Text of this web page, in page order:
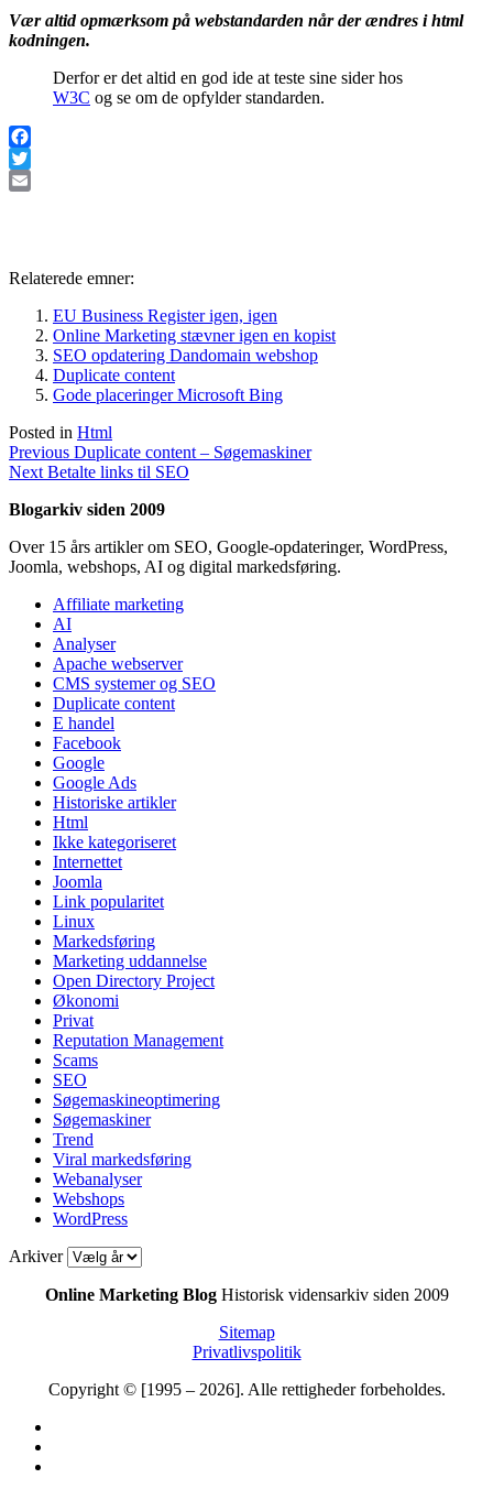
Vær altid opmærksom på webstandarden når der ændres i html
kodningen.
Derfor er det altid en god ide at teste sine sider hos
W3C og se om de opfylder standarden.
Facebook
Twitter
Relaterede emner:
EU Business Register igen, igen
Online Marketing stævner igen en kopist
SEO opdatering Dandomain webshop
Duplicate content
Gode placeringer Microsoft Bing
Posted in Html
Indlægsnavigation
Previous Previous
post:
Duplicate content – Søgemaskiner
Next Next
Betalte links til SEO
Blogarkiv siden 2009
Over 15 års artikler om SEO, Google-opdateringer, WordPress,
Joomla, webshops, AI og digital markedsføring.
Affiliate marketing
AI
Analyser
Apache webserver
CMS systemer og SEO
Duplicate content
E handel
Facebook
Google
Google Ads
Historiske artikler
Html
Ikke kategoriseret
Internettet
Joomla
Link popularitet
Linux
Markedsføring
Marketing uddannelse
Open Directory Project
Økonomi
Privat
Reputation Management
Scams
SEO
Søgemaskineoptimering
Søgemaskiner
Trend
Viral markedsføring
Webanalyser
Webshops
WordPress
Arkiver
Online Marketing BlogHistorisk vidensarkiv siden 2009
Sitemap
Privatlivspolitik
Copyright © [1995 – 2026]. Alle rettigheder forbeholdes.